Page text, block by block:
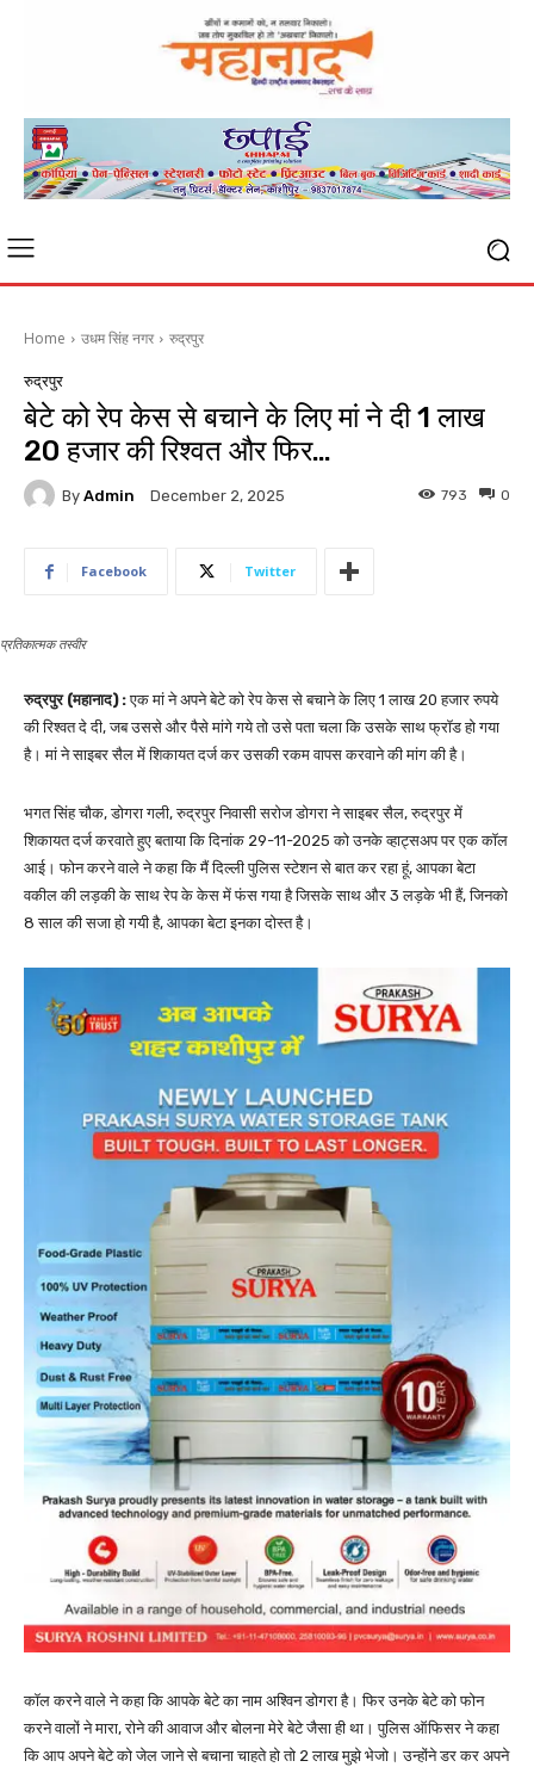
Home उधम सिंह नगर रुद्रपुर
रुद्रपुर
बेटे को रेप केस से बचाने के लिए मां ने दी 1 लाख
20 हजार की रिश्वत और फिर…
By Admin December 2, 2025 0
793
Facebook Twitter
प्रतिकात्मक तस्वीर
रुद्रपुर (महानाद) :एक मां ने अपने बेटे को रेप केस से बचाने के लिए 1 लाख 20 हजार रुपये
की रिश्वत दे दी, जब उससे और पैसे मांगे गये तो उसे पता चला कि उसके साथ फ्रॉड हो गया
है। मां ने साइबर सैल में शिकायत दर्ज कर उसकी रकम वापस करवाने की मांग की है।
भगत सिंह चौक, डोगरा गली, रुद्रपुर निवासी सरोज डोगरा ने साइबर सैल, रुद्रपुर में
शिकायत दर्ज करवाते हुए बताया कि दिनांक 29-11-2025 को उनके व्हाट्सअप पर एक कॉल
आई। फोन करने वाले ने कहा कि मैं दिल्ली पुलिस स्टेशन से बात कर रहा हूं, आपका बेटा
वकील की लड़की के साथ रेप के केस में फंस गया है जिसके साथ और 3 लड़के भी हैं, जिनको
8 साल की सजा हो गयी है, आपका बेटा इनका दोस्त है।
कॉल करने वाले ने कहा कि आपके बेटे का नाम अश्विन डोगरा है। फिर उनके बेटे को फोन
करने वालों ने मारा, रोने की आवाज और बोलना मेरे बेटे जैसा ही था। पुलिस ऑफिसर ने कहा
कि आप अपने बेटे को जेल जाने से बचाना चाहते हो तो 2 लाख मुझे भेजो। उन्होंने डर कर अपने